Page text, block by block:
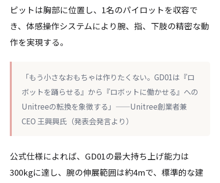
ピットは胸部に位置し、1名のパイロットを収容で
き、体感操作システムにより腕、指、下肢の精密な動
作を実現する。
「もう小さなおもちゃは作りたくない。GD01は『ロ
ボットを踊らせる』から『ロボットに働かせる』への
Unitreeの転換を象徴する」——Unitree創業者兼
CEO 王興興氏（発表会発言より）
公式仕様によれば、GD01の最大持ち上げ能力は
300kgに達し、腕の伸展範囲は約4mで、標準的な建